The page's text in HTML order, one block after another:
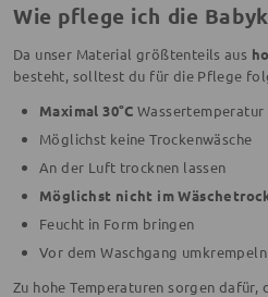
Wie pflege ich die
Da unser Material größtenteils aus
besteht, solltest du für die Pflege
Maximal 30°C Wassertemperatur
Möglichst keine Trockenwäsche
An der Luft trocknen lassen
Möglichst nicht im
Feucht in Form bringen
Vor dem Waschgang umkrempeln
Zu hohe Temperaturen sorgen dafür,